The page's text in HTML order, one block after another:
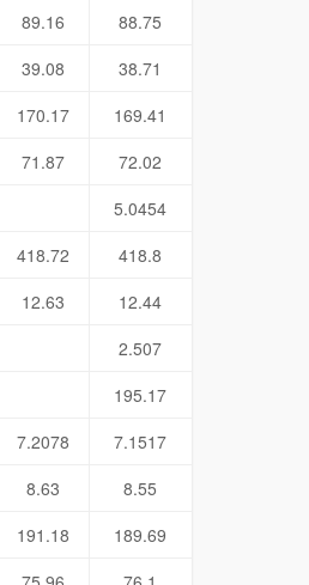
89.16
88.75
39.08
38.71
170.17
169.41
71.87
72.02
5.0454
418.72
418.8
12.63
12.44
2.507
195.17
7.2078
7.1517
8.63
8.55
191.18
189.69